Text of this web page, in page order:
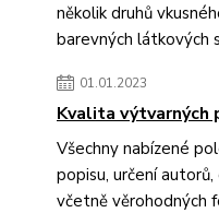
několik druhů
barevných látkových
01.01.2023
Kvalita výtvarných
Všechny nabízené
popisu, určení
včetně věrohodných